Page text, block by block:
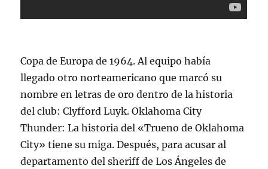
Copa de Europa de 1964. Al equipo había
llegado otro norteamericano que marcó su
nombre en letras de oro dentro de la historia
del club: Clyfford Luyk. Oklahoma City
Thunder: La historia del «Trueno de Oklahoma
City» tiene su miga. Después, para acusar al
departamento del sheriff de Los Ángeles de